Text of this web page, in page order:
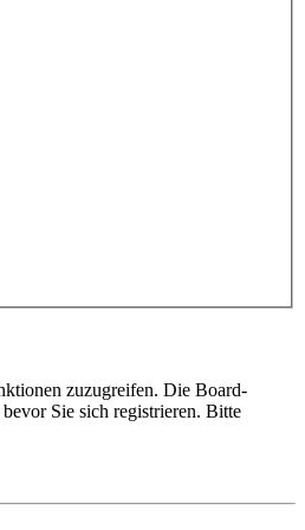
zuzugreifen. Die Board-
Sie sich registrieren. Bitte